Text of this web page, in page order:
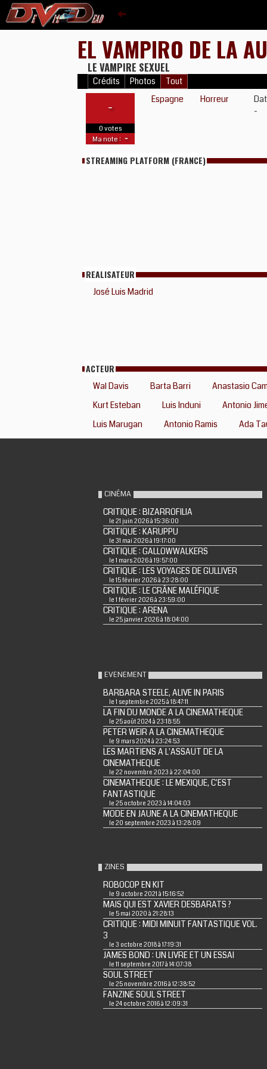
EL VAMPIRO DE LA
LE VAMPIRE SEXUEL
Crédits Photos Tout
-
0 votes
Ma note : -
Espagne Horreur
-
STREAMING PLATFORM (FRANCE)
REALISATEUR
José Luis Madrid
ACTEUR
Wal Davis Barta Barri
Anastasio
Kurt Esteban
Luis Induni
Antonio
Luis Marugan
Antonio Ramis Ada
CINÉMA
CRITIQUE : BIZARROFILIA
le 21 juin 2026 à 15:36:00
CRITIQUE : KARUPPU
le 31 mai 2026 à 19:17:00
CRITIQUE : GALLOWWALKERS
le 1 mars 2026 à 19:57:00
CRITIQUE : LES VOYAGES DE GULLIVER
le 15 février 2026 à 23:28:00
CRITIQUE : LE CRÂNE MALÉFIQUE
le 1 février 2026 à 23:59:00
CRITIQUE : ARENA
le 25 janvier 2026 à 18:04:00
EVENEMENT
BARBARA STEELE, ALIVE IN PARIS
le 1 septembre 2025 à 18:47:11
LA FIN DU MONDE A LA CINEMATHEQUE
le 25 août 2024 à 23:18:55
PETER WEIR A LA CINEMATHEQUE
le 9 mars 2024 à 23:24:53
LES MARTIENS A L'ASSAUT DE LA
CINEMATHEQUE
le 22 novembre 2023 à 22:04:00
CINEMATHEQUE : LE MEXIQUE, C'EST
FANTASTIQUE
le 25 octobre 2023 à 14:04:03
MODE EN JAUNE A LA CINEMATHEQUE
le 20 septembre 2023 à 13:28:09
ZINES
ROBOCOP EN KIT
le 9 octobre 2021 à 15:16:52
MAIS QUI EST XAVIER DESBARATS ?
le 5 mai 2020 à 21:28:13
CRITIQUE : MIDI MINUIT FANTASTIQUE VOL.
3
le 3 octobre 2018 à 17:19:31
JAMES BOND : UN LIVRE ET UN ESSAI
le 11 septembre 2017 à 14:07:38
SOUL STREET
le 25 novembre 2016 à 12:38:52
FANZINE SOUL STREET
le 24 octobre 2016 à 12:09:31